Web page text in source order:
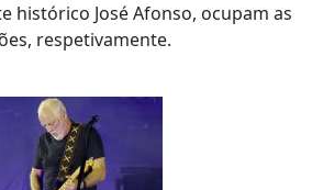
histórico José Afonso, ocupam as
respetivamente.